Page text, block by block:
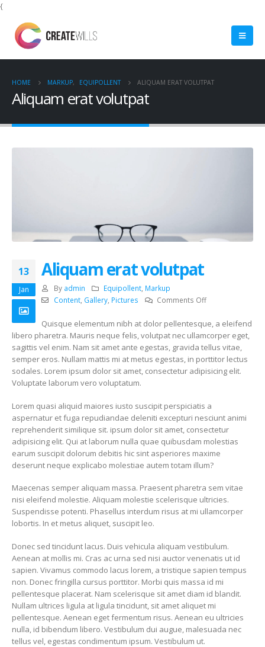
{
HOME MARKUP, EQUIPOLLENT ALIQUAM ERAT VOLUTPAT
Aliquam erat volutpat
13
Jan
Aliquam erat volutpat
By admin Equipollent, Markup
Content, Gallery, Pictures Comments Offon
erat
volutpat
Quisque elementum nibh at dolor pellentesque, a eleifend
libero pharetra. Mauris neque felis, volutpat nec ullamcorper eget,
sagittis vel enim. Nam sit amet ante egestas, gravida tellus vitae,
semper eros. Nullam mattis mi at metus egestas, in porttitor lectus
sodales. Lorem ipsum dolor sit amet, consectetur adipisicing elit.
Voluptate laborum vero voluptatum.
Lorem quasi aliquid maiores iusto suscipit perspiciatis a
aspernatur et fuga repudiandae deleniti excepturi nesciunt animi
reprehenderit similique sit. ipsum dolor sit amet, consectetur
adipisicing elit. Qui at laborum nulla quae quibusdam molestias
earum suscipit dolorum debitis hic sint asperiores maxime
deserunt neque explicabo molestiae autem totam illum?
Maecenas semper aliquam massa. Praesent pharetra sem vitae
nisi eleifend molestie. Aliquam molestie scelerisque ultricies.
Suspendisse potenti. Phasellus interdum risus at mi ullamcorper
lobortis. In et metus aliquet, suscipit leo.
Donec sed tincidunt lacus. Duis vehicula aliquam vestibulum.
Aenean at mollis mi. Cras ac urna sed nisi auctor venenatis ut id
sapien. Vivamus commodo lacus lorem, a tristique sapien tempus
non. Donec fringilla cursus porttitor. Morbi quis massa id mi
pellentesque placerat. Nam scelerisque sit amet diam id blandit.
Nullam ultrices ligula at ligula tincidunt, sit amet aliquet mi
pellentesque. Aenean eget fermentum risus. Aenean eu ultricies
nulla, id bibendum libero. Vestibulum dui augue, malesuada nec
tellus vel, egestas condimentum ipsum. Vestibulum ut.